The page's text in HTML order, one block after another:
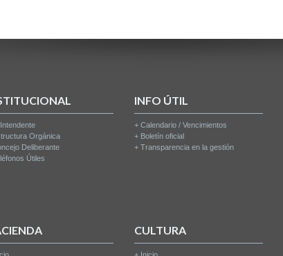
Intendente
Orgánica
Deliberante
Útiles
INFO ÚTIL
+Calendario / Vencimientos
+ Boletín oficial
+Transparencia en la gestión
CULTURA